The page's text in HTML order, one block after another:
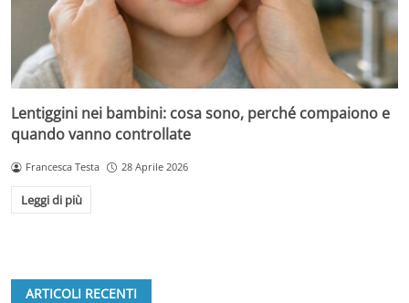
Lentiggini nei bambini: cosa sono, perché compaiono e
quando vanno controllate
Francesca Testa 28 Aprile 2026
Leggi di più
ARTICOLI RECENTI